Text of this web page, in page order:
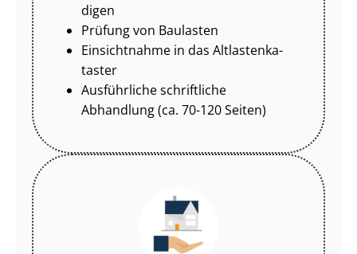
di­gen
Prüfung von Baulasten
Einsichtnahme in das Alt­las­ten­ka­
tas­ter
Ausführliche schriftliche
Abhandlung (ca. 70-120 Seiten)